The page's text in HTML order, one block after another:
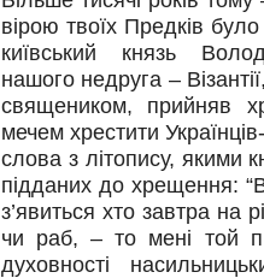
вірою твоїх Предків
київський князь
нашого недруга –
священиком, прийняв
мечем хрестити
слова з літопису, якими
підданих до хрещення:
з’явиться хто завтра на
чи раб, – то мені той
духовності